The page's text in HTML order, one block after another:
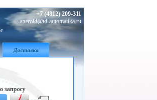
+7 (4812) 209-311
aneroid@td-automatika.ru
Доставка
запросу